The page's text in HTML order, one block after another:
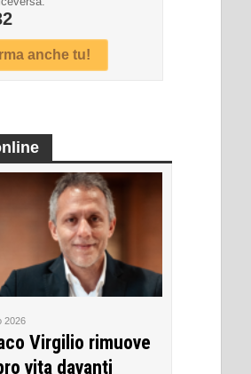
anche tu!
2026
Virgilio rimuove
vita davanti